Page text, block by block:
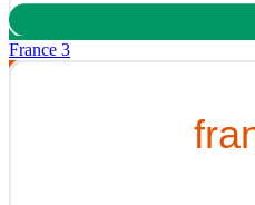
France 3